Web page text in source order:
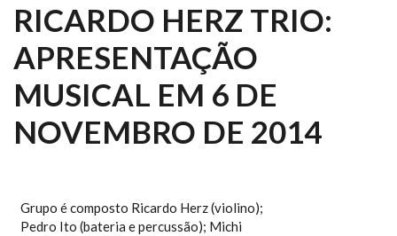
RICARDO HERZ TRIO:
APRESENTAÇÃO
MUSICAL EM 6 DE
NOVEMBRO DE 2014
Grupo é composto Ricardo Herz (violino);
Pedro Ito (bateria e percussão); Michi